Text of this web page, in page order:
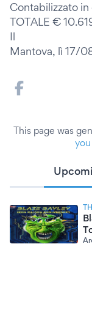
Contabilizzato
TOTALE €
Il
Mantova, lì 17/
This page was